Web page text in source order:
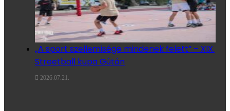
„A sport szellemisége mindenek felett” – XIX.
Streetball kupa Gútán
2026.07.21.